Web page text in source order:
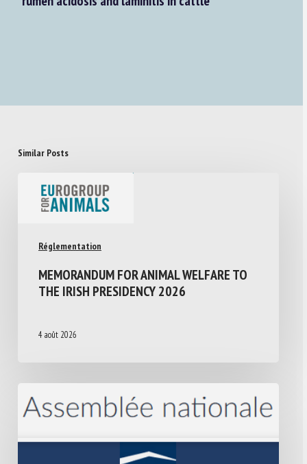
Similar Posts
Réglementation
MEMORANDUM FOR ANIMAL WELFARE TO
THE IRISH PRESIDENCY 2026
4 août 2026